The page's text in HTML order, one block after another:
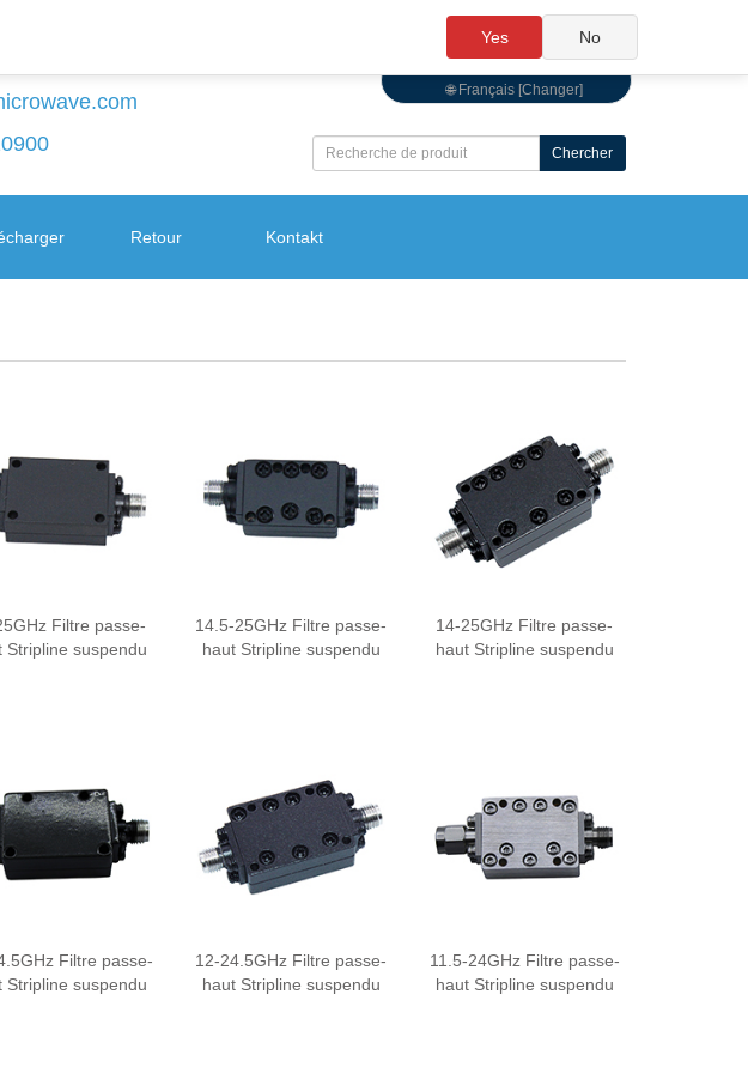
🌐 Français [Changer]
Chercher
Retour Kontakt
Filtre passe-
Stripline suspendu
14.5-25GHz Filtre passe-
haut Stripline suspendu
14-25GHz Filtre passe-
haut Stripline suspendu
Filtre passe-
Stripline suspendu
12-24.5GHz Filtre passe-
haut Stripline suspendu
11.5-24GHz Filtre passe-
haut Stripline suspendu
Yes No